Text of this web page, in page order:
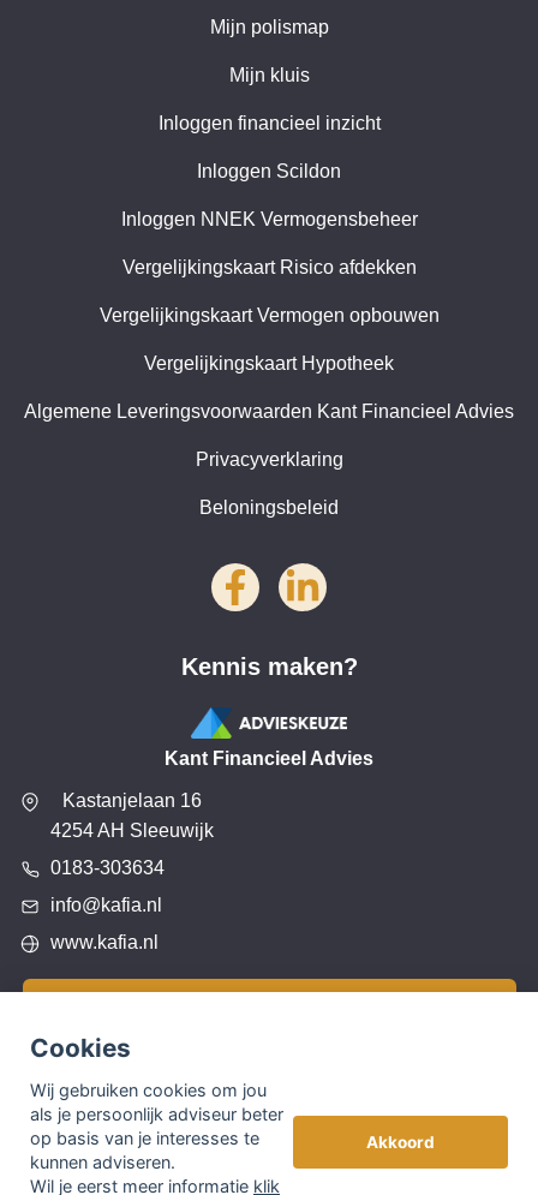
Cookies
Wij gebruiken cookies om jou
als je persoonlijk adviseur beter
op basis van je interesses te
kunnen adviseren.
Wil je eerst meer informatie klik
Akkoord
Mijn polismap
Mijn kluis
Inloggen financieel inzicht
Inloggen Scildon
Inloggen NNEK Vermogensbeheer
Vergelijkingskaart Risico afdekken
Vergelijkingskaart Vermogen opbouwen
Vergelijkingskaart Hypotheek
Algemene Leveringsvoorwaarden Kant Financieel Advies
Privacyverklaring
Beloningsbeleid
Kennis maken?
Kant Financieel Advies
Kastanjelaan 16
4254 AH Sleeuwijk
0183-303634
info@kafia.nl
www.kafia.nl
Sitemap
Disclaimer